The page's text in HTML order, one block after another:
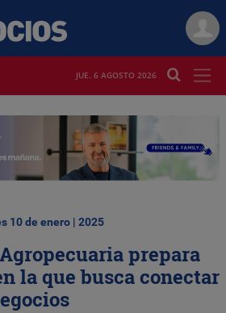
JUE. 6 AGOSTO 2026
10 de enero | 2025
prepara
la que busca conectar